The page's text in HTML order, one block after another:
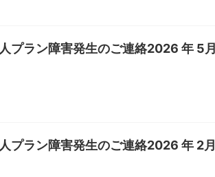
プラン障害発生のご連絡2026 年 5
プラン障害発生のご連絡2026 年 2